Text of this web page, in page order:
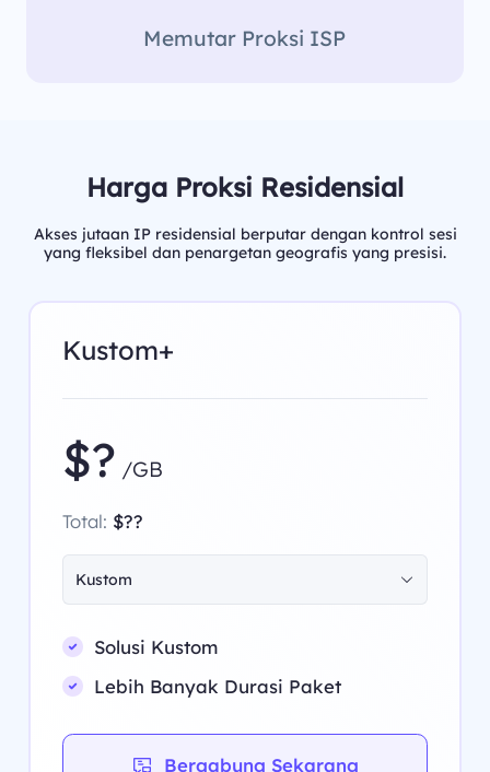
Memutar Proksi ISP
Harga Proksi Residensial
Akses jutaan IP residensial berputar dengan kontrol sesi
yang fleksibel dan penargetan geografis yang presisi.
Kustom+
$? /GB
Total: $??
Kustom
Solusi Kustom
Lebih Banyak Durasi Paket
Bergabung Sekarang